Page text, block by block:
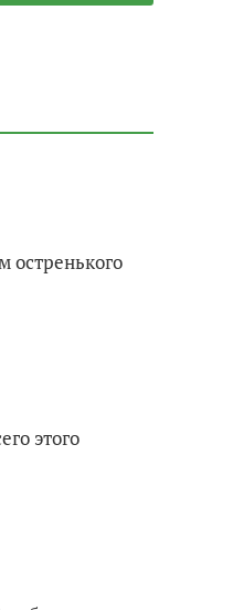
остренького
этого